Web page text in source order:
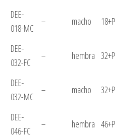
DEE-
018-MC
– macho
DEE-
032-FC
– hembra
DEE-
032-MC
– macho
DEE-
046-FC
– hembra